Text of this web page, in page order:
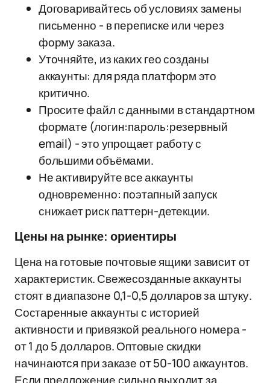
Договаривайтесь об условиях замены
письменно - в переписке или через
форму заказа.
Уточняйте, из каких гео созданы
аккаунты: для ряда платформ это
критично.
Просите файл с данными в стандартном
формате (логин:пароль:резервный
email) - это упрощает работу с
большими объёмами.
Не активируйте все аккаунты
одновременно: поэтапный запуск
снижает риск паттерн-детекции.
Цены на рынке: ориентиры
Цена на готовые почтовые ящики зависит от
характеристик. Свежесозданные аккаунты
стоят в диапазоне 0,1-0,5 долларов за штуку.
Состаренные аккаунты с историей
активности и привязкой реального номера -
от 1 до 5 долларов. Оптовые скидки
начинаются при заказе от 50-100 аккаунтов.